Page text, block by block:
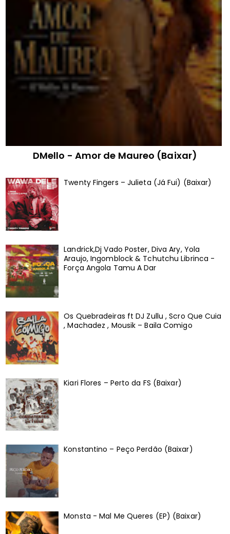
DMello - Amor de Maureo (Baixar)
Twenty Fingers – Julieta (Já Fui) (Baixar)
Landrick,Dj Vado Poster, Diva Ary, Yola
Araujo, Ingomblock & Tchutchu Librinca -
Força Angola Tamu A Dar
Os Quebradeiras ft DJ Zullu , Scro Que Cuia
, Machadez , Mousik – Baila Comigo
Kiari Flores – Perto da FS (Baixar)
Konstantino – Peço Perdão (Baixar)
Monsta - Mal Me Queres (EP) (Baixar)